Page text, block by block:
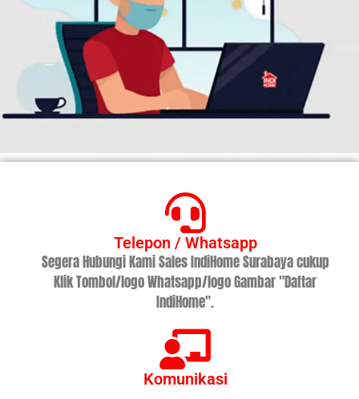
Telepon / Whatsapp
Segera Hubungi Kami Sales IndiHome Surabaya cukup
Klik Tombol/logo Whatsapp/logo Gambar "Daftar
IndiHome".
Komunikasi